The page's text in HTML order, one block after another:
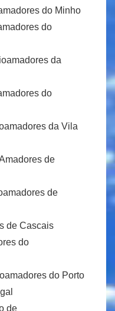
do Minho
do
da
do
da Vila
de
de
de Cascais
do
do Porto
de